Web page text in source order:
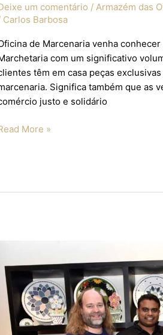
um comentário / Armazém das
Carlos Barbosa
de Marcenaria venha
com um significativo
têm em casa peças
Significa também que as
justo e solidário
More »
beneficia
Núcleo
de
Oficinas